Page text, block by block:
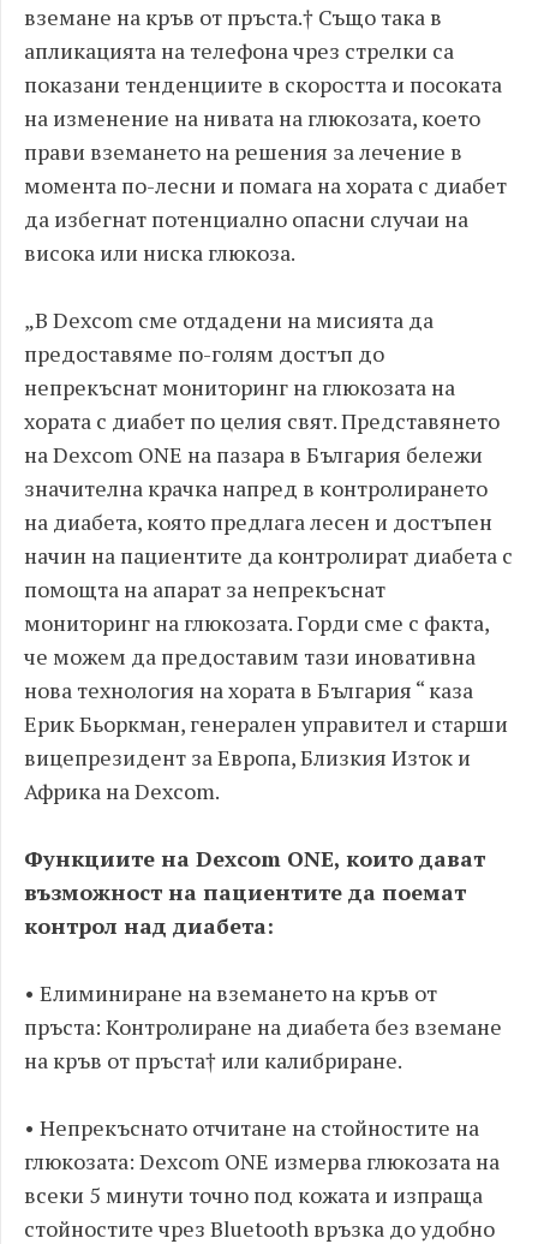
вземане на кръв от пръста.† Също така в
апликацията на телефона чрез стрелки са
показани тенденциите в скоростта и посоката
на изменение на нивата на глюкозата, което
прави вземането на решения за лечение в
момента по-лесни и помага на хората с диабет
да избегнат потенциално опасни случаи на
висока или ниска глюкоза.
„В Dexcom сме отдадени на мисията да
предоставяме по-голям достъп до
непрекъснат мониторинг на глюкозата на
хората с диабет по целия свят. Представянето
на Dexcom ONE на пазара в България бележи
значителна крачка напред в контролирането
на диабета, която предлага лесен и достъпен
начин на пациентите да контролират диабета с
помощта на апарат за непрекъснат
мониторинг на глюкозата. Горди сме с факта,
че можем да предоставим тази иновативна
нова технология на хората в България “ каза
Ерик Бьоркман, генерален управител и старши
вицепрезидент за Европа, Близкия Изток и
Африка на Dexcom.
Функциите на Dexcom ONE, които дават
възможност на пациентите да поемат
контрол над диабета:
• Елиминиране на вземането на кръв от
пръста: Контролиране на диабета без вземане
на кръв от пръста† или калибриране.
• Непрекъснато отчитане на стойностите на
глюкозата: Dexcom ONE измерва глюкозата на
всеки 5 минути точно под кожата и изпраща
стойностите чрез Bluetooth връзка до удобно